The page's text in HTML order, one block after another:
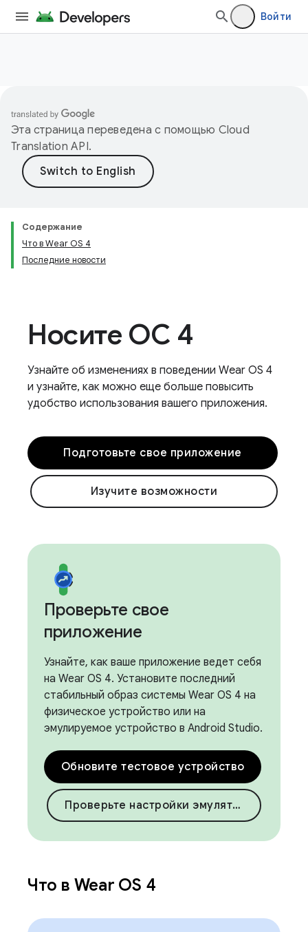
Войти
Эта страница переведена с помощью Cloud
Translation API.
Содержание
Что в Wear OS 4
Последние новости
Носите ОС 4
Узнайте об изменениях в поведении Wear OS 4
и узнайте, как можно еще больше повысить
удобство использования вашего приложения.
Подготовьте свое приложение
Изучите возможности
Проверьте свое
приложение
Узнайте, как ваше приложение ведет себя
на Wear OS 4. Установите последний
стабильный образ системы Wear OS 4 на
физическое устройство или на
эмулируемое устройство в Android Studio.
Обновите тестовое устройство
Проверьте настройки эмулятора
Что в Wear OS 4